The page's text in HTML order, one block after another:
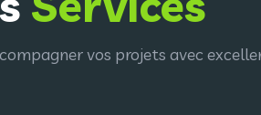
vos projets avec